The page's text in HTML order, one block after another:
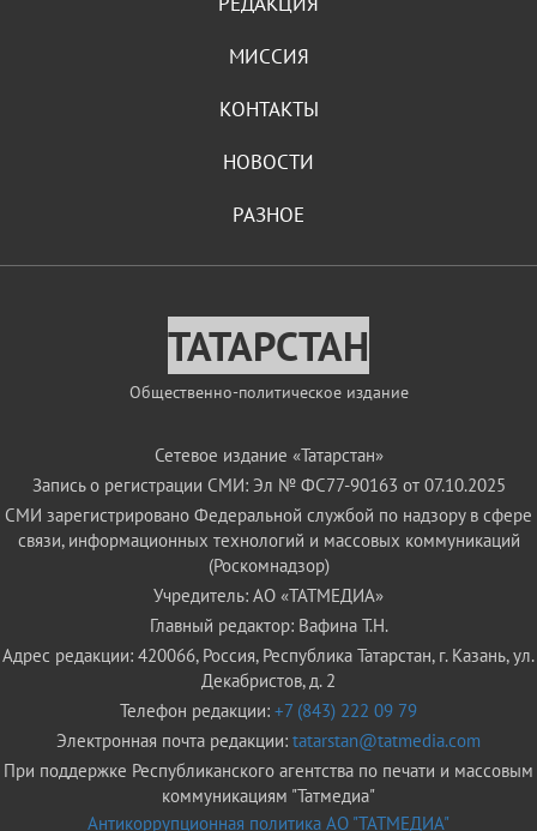
МИССИЯ
КОНТАКТЫ
НОВОСТИ
РАЗНОЕ
ТАТАРСТАН
Общественно-политическое издание
Сетевое издание «Татарстан»
Запись о регистрации СМИ: Эл № ФС77-90163 от 07.10.2025
СМИ зарегистрировано Федеральной службой по надзору в сфере
связи, информационных технологий и массовых коммуникаций
(Роскомнадзор)
Учредитель: АО «ТАТМЕДИА»
Главный редактор: Вафина Т.Н.
Адрес редакции: 420066, Россия, Республика Татарстан, г. Казань, ул.
Декабристов, д. 2
Телефон редакции: +7 (843) 222 09 79
Электронная почта редакции: tatarstan@tatmedia.com
При поддержке Республиканского агентства по печати и массовым
коммуникациям "Татмедиа"
Антикоррупционная политика АО "ТАТМЕДИА"